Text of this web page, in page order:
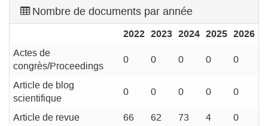
Nombre de documents par année
2022 2023 2024 2025 2026
Actes de
congrès/Proceedings
0 0 0 0 0
Article de blog
scientifique
0 0 0 0 0
Article de revue 66 62 73 4
0